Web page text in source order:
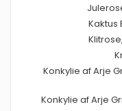
Kaktus
Konkylie af Arje
Konkylie af Arje